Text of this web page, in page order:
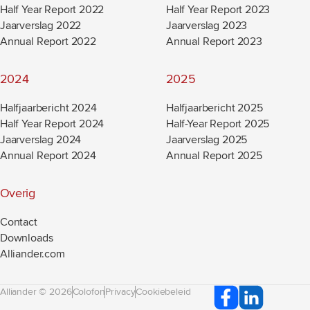
Half Year Report 2022
Jaarverslag 2022
Annual Report 2022
Half Year Report 2023
Jaarverslag 2023
Annual Report 2023
2024
Halfjaarbericht 2024
Half Year Report 2024
Jaarverslag 2024
Annual Report 2024
2025
Halfjaarbericht 2025
Half-Year Report 2025
Jaarverslag 2025
Annual Report 2025
Overig
Contact
Downloads
Alliander.com
Alliander © 2026ColofonPrivacyCookiebeleid